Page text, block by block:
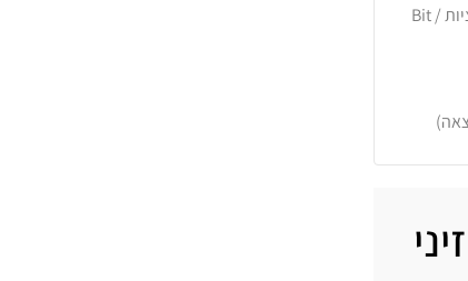
כרטיסי אשראי, PayPal, העברה בנקאית או באפליקציות Bit /